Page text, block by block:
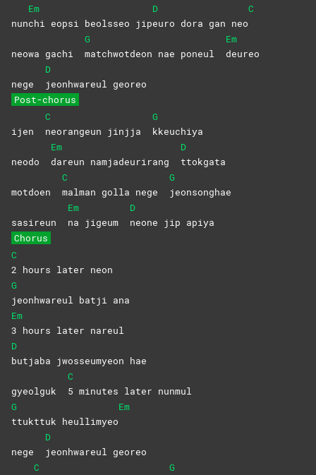
nun
Em
chi eopsi beolsseo jip
D
euro dora gan neo
C
neowa gachi
G
matchwotdeon nae poneul
Em
deureo
nege
D
jeonhwareul georeo
Post-chorus
ijen
C
neorangeun jinjja
G
kkeuchiya
neodo
Em
dareun namjadeurirang
D
ttokgata
motdoen
C
malman golla nege
G
jeonsonghae
sasireun
Em
na jigeum
D
neone jip apiya
Chorus
C
2 hours later neon
G
jeonhwareul batji ana
Em
3 hours later nareul
D
butjaba jwosseumyeon hae
gyeolguk
C
5 minutes later nunmul
G
ttukttuk heullimyeo
Em
nege
D
jeonhwareul georeo
C
G